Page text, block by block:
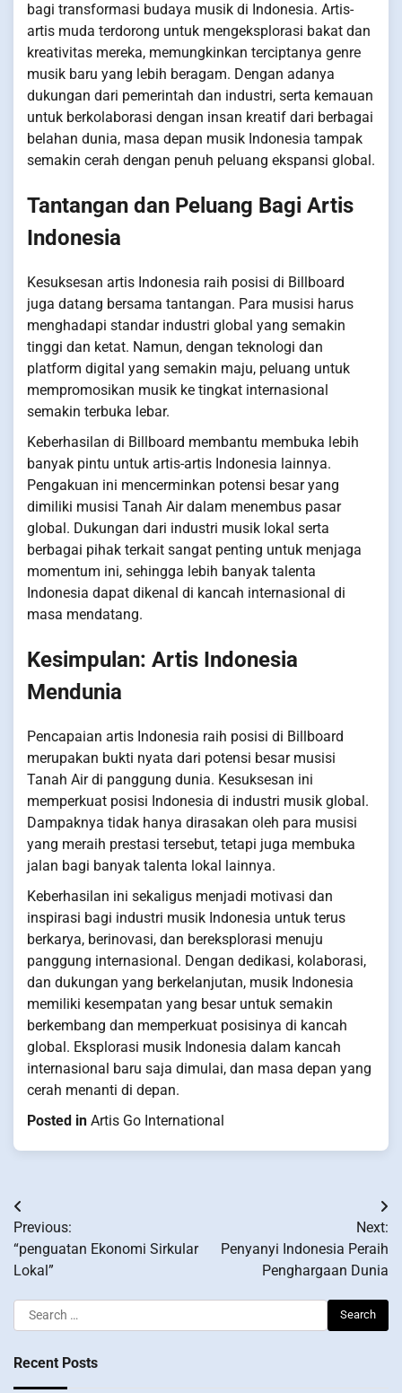
bagi transformasi budaya musik di Indonesia. Artis-
artis muda terdorong untuk mengeksplorasi bakat dan
kreativitas mereka, memungkinkan terciptanya genre
musik baru yang lebih beragam. Dengan adanya
dukungan dari pemerintah dan industri, serta kemauan
untuk berkolaborasi dengan insan kreatif dari berbagai
belahan dunia, masa depan musik Indonesia tampak
semakin cerah dengan penuh peluang ekspansi global.
Tantangan dan Peluang Bagi Artis
Indonesia
Kesuksesan artis Indonesia raih posisi di Billboard
juga datang bersama tantangan. Para musisi harus
menghadapi standar industri global yang semakin
tinggi dan ketat. Namun, dengan teknologi dan
platform digital yang semakin maju, peluang untuk
mempromosikan musik ke tingkat internasional
semakin terbuka lebar.
Keberhasilan di Billboard membantu membuka lebih
banyak pintu untuk artis-artis Indonesia lainnya.
Pengakuan ini mencerminkan potensi besar yang
dimiliki musisi Tanah Air dalam menembus pasar
global. Dukungan dari industri musik lokal serta
berbagai pihak terkait sangat penting untuk menjaga
momentum ini, sehingga lebih banyak talenta
Indonesia dapat dikenal di kancah internasional di
masa mendatang.
Kesimpulan: Artis Indonesia
Mendunia
Pencapaian artis Indonesia raih posisi di Billboard
merupakan bukti nyata dari potensi besar musisi
Tanah Air di panggung dunia. Kesuksesan ini
memperkuat posisi Indonesia di industri musik global.
Dampaknya tidak hanya dirasakan oleh para musisi
yang meraih prestasi tersebut, tetapi juga membuka
jalan bagi banyak talenta lokal lainnya.
Keberhasilan ini sekaligus menjadi motivasi dan
inspirasi bagi industri musik Indonesia untuk terus
berkarya, berinovasi, dan bereksplorasi menuju
panggung internasional. Dengan dedikasi, kolaborasi,
dan dukungan yang berkelanjutan, musik Indonesia
memiliki kesempatan yang besar untuk semakin
berkembang dan memperkuat posisinya di kancah
global. Eksplorasi musik Indonesia dalam kancah
internasional baru saja dimulai, dan masa depan yang
cerah menanti di depan.
Posted in Artis Go International
Post
navigation
Previous:
“penguatan Ekonomi Sirkular
Lokal”
Next:
Penyanyi Indonesia Peraih
Penghargaan Dunia
Search
for:
Recent Posts